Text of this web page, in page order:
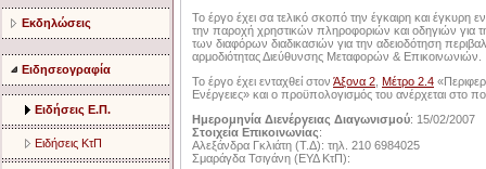
Εκδηλώσεις
Ειδησεογραφία
Ειδήσεις Ε.Π.
Ειδήσεις ΚτΠ
Το έργο έχει σα τελικό σκοπό την έγκαιρη και
την παροχή χρηστικών πληροφοριών και οδηγιών για
των διαφόρων διαδικασιών για την αδειοδότηση
αρμοδιότητας Διεύθυνσης Μεταφορών & Επικοινωνιών.
Το έργο έχει ενταχθεί στον Άξονα 2 Μέτρο 2.4
Ενέργειες» και ο προϋπολογισμός του ανέρχεται
Ημερομηνία Διενέργειας Διαγωνισμού: 15/02/2007
Στοιχεία Επικοινωνίας:
Αλεξάνδρα Γκλιάτη (Τ.Δ): τηλ. 210 6984025
Σμαράγδα Τσιγάνη (ΕΥΔ ΚτΠ):